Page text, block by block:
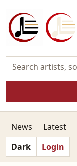
News Latest
Dark
Login